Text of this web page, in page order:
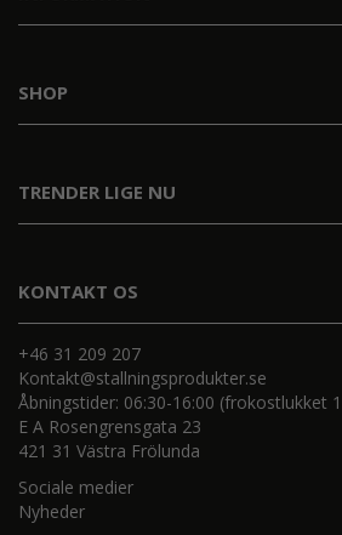
KONTAKT OS
+46 31 209 207
Kontakt@stallningsprodukter.se
Åbningstider: 06:30-16:00 (frokostlukket
E A Rosengrensgata 23
421 31 Västra Frölunda
Sociale medier
Nyheder
TRENDER LIGE NU
SHOP